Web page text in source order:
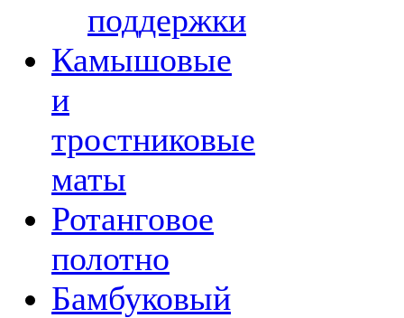
поддержки
Камышовые
и
тростниковые
маты
Ротанговое
полотно
Бамбуковый